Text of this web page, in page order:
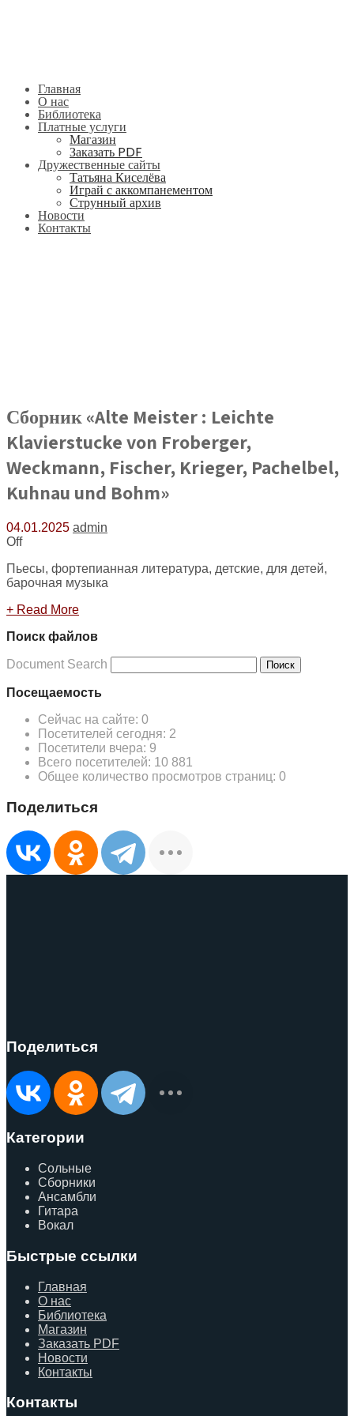
Главная
О нас
Библиотека
Платные услуги
Магазин
Заказать PDF
Дружественные сайты
Татьяна Киселёва
Играй с аккомпанементом
Струнный архив
Новости
Контакты
Сборник «Alte Meister : Leichte
Klavierstucke von Froberger,
Weckmann, Fischer, Krieger, Pachelbel,
Kuhnau und Bohm»
04.01.2025 admin
Off
Пьесы, фортепианная литература, детские, для детей,
барочная музыка
+ Read More
Поиск файлов
Document Search Поиск
Посещаемость
Сейчас на сайте: 0
Посетителей сегодня: 2
Посетители вчера: 9
Всего посетителей: 10 881
Общее количество просмотров страниц: 0
Поделиться
Поделиться
Категории
Сольные
Сборники
Ансамбли
Гитара
Вокал
Быстрые ссылки
Главная
О нас
Библиотека
Магазин
Заказать PDF
Новости
Контакты
Контакты